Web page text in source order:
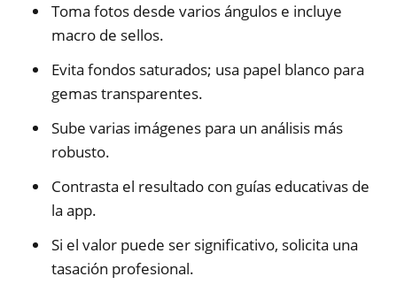
Toma fotos desde varios ángulos e incluye
macro de sellos.
Evita fondos saturados; usa papel blanco para
gemas transparentes.
Sube varias imágenes para un análisis más
robusto.
Contrasta el resultado con guías educativas de
la app.
Si el valor puede ser significativo, solicita una
tasación profesional.